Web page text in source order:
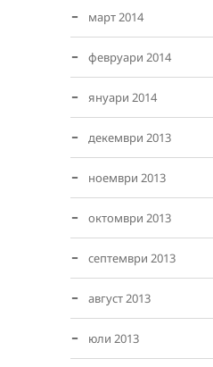
март 2014
февруари 2014
януари 2014
декември 2013
ноември 2013
октомври 2013
септември 2013
август 2013
юли 2013